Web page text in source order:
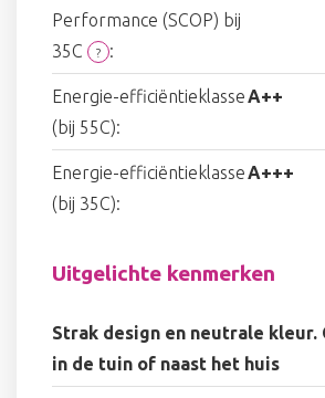
Performance (SCOP) bij
35C
? :
Energie-efficiëntieklasse
(bij 55C):
A++
Energie-efficiëntieklasse
(bij 35C):
A+++
Uitgelichte kenmerken
Strak design en neutrale kleur.
in de tuin of naast het huis